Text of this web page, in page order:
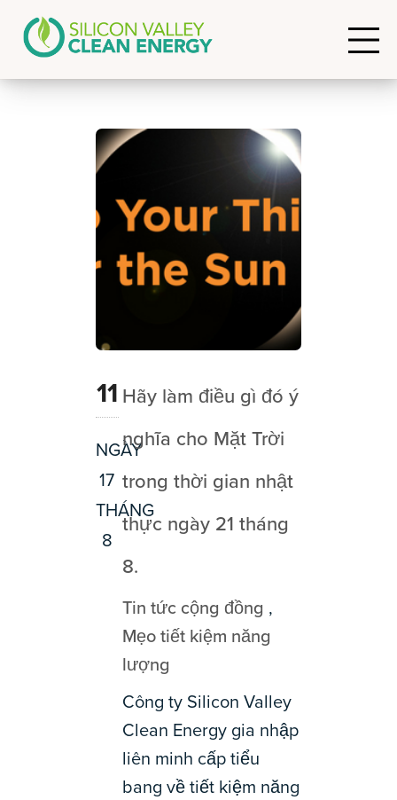
11
NGÀY
17
THÁNG
8
Hãy làm điều gì đó ý
nghĩa cho Mặt Trời
trong thời gian nhật
thực ngày 21 tháng
8.
Tin tức cộng đồng ,
Mẹo tiết kiệm năng
lượng
Công ty Silicon Valley
Clean Energy gia nhập
liên minh cấp tiểu
bang về tiết kiệm năng